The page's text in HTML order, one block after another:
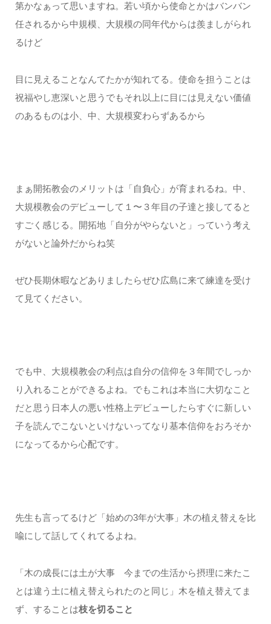
第かなぁって思いますね。若い頃から使命とかはバンバン
任されるから中規模、大規模の同年代からは羨ましがられ
るけど
目に見えることなんてたかが知れてる。使命を担うことは
祝福やし恵深いと思うでもそれ以上に目には見えない価値
のあるものは小、中、大規模変わらずあるから
まぁ開拓教会のメリットは「自負心」が育まれるね。中、
大規模教会のデビューして１〜３年目の子達と接してると
すごく感じる。開拓地「自分がやらないと」っていう考え
がないと論外だからね笑
ぜひ長期休暇などありましたらぜひ広島に来て練達を受け
て見てください。
でも中、大規模教会の利点は自分の信仰を３年間でしっか
り入れることができるよね。でもこれは本当に大切なこと
だと思う日本人の悪い性格上デビューしたらすぐに新しい
子を読んでこないといけないってなり基本信仰をおろそか
になってるから心配です。
先生も言ってるけど「始めの3年が大事」木の植え替えを比
喩にして話してくれてるよね。
「木の成長には土が大事 今までの生活から摂理に来たこ
とは違う土に植え替えられたのと同じ」木を植え替えてま
ず、することは枝を切ること